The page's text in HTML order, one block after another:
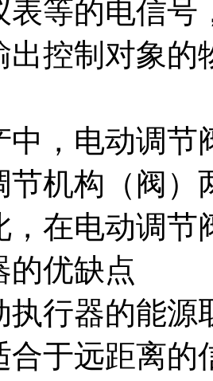
表等的电信号
出控制对象的
中，电动调节
节机构（阀）
，在电动调节
的优缺点
执行器的能源
合于远距离的